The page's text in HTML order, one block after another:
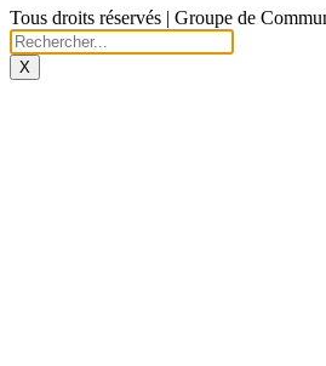
Tous droits réservés | Groupe de
X